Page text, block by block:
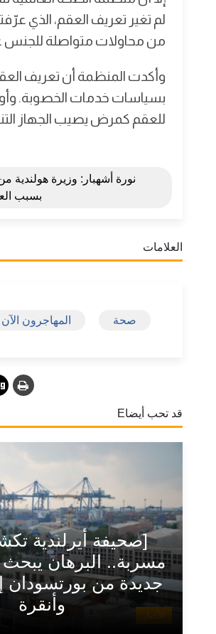
من محاولات متواصلة للجنس
وأكدت المنظمة أن تعريف
بسياسات خدمات الخصوبة.
للعقم كمرض يصيب الجهاز
نورة أشهبار: وزيرة هولندية
بسبب
العلامات
صحة المهاجرون الآن
قد تحب أيضاE
الأخبار
[صحيفة أيرلندية
مسربة.. البرهان
جديدة من بورتسودان
وأنقرة